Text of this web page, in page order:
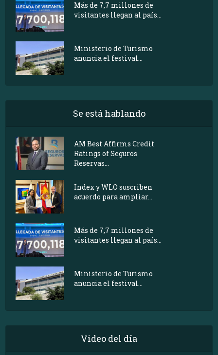
Más de 7,7 millones de
visitantes llegan al país...
Ministerio de Turismo
anuncia el festival...
Se está hablando
AM Best Affirms Credit
Ratings of Seguros
Reservas...
Index y WLO suscriben
acuerdo para ampliar...
Más de 7,7 millones de
visitantes llegan al país...
Ministerio de Turismo
anuncia el festival...
Video del día